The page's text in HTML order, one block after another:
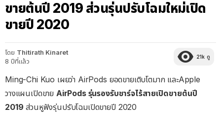
ขายต้นปี 2019 ส่วนรุ่นปรับโฉมใหม่เปิด
ขายปี 2020
โดย Thitirath Kinaret
8 ปีที่แล้ว
21k ดู
Ming-Chi Kuo เผยว่า AirPods ยอดขายเติบโตมาก และApple
วางแผนเปิดขาย AirPods รุ่นรองรับชาร์จไร้สายเปิดขายต้นปี
2019 ส่วนหูฟังรุ่นปรับโฉมเปิดขายปี 2020